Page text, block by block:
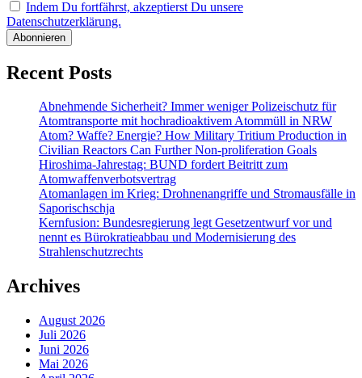
Indem Du fortfährst, akzeptierst Du unsere
Datenschutzerklärung.
Recent Posts
Abnehmende Sicherheit? Immer weniger Polizeischutz für
Atomtransporte mit hochradioaktivem Atommüll in NRW
Atom? Waffe? Energie? How Military Tritium Production in
Civilian Reactors Can Further Non-proliferation Goals
Hiroshima-Jahrestag: BUND fordert Beitritt zum
Atomwaffenverbotsvertrag
Atomanlagen im Krieg: Drohnenangriffe und Stromausfälle in
Saporischschja
Kernfusion: Bundesregierung legt Gesetzentwurf vor und
nennt es Bürokratieabbau und Modernisierung des
Strahlenschutzrechts
Archives
August 2026
Juli 2026
Juni 2026
Mai 2026